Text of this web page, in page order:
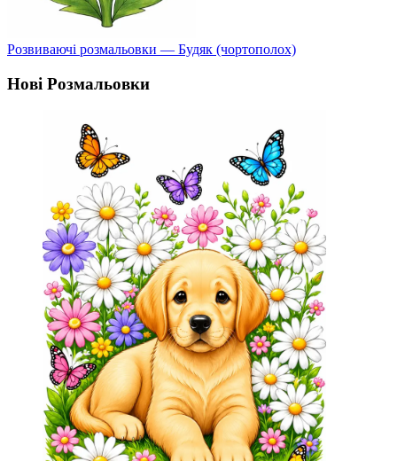
Розвиваючі розмальовки — Будяк (чортополох)
Нові Розмальовки